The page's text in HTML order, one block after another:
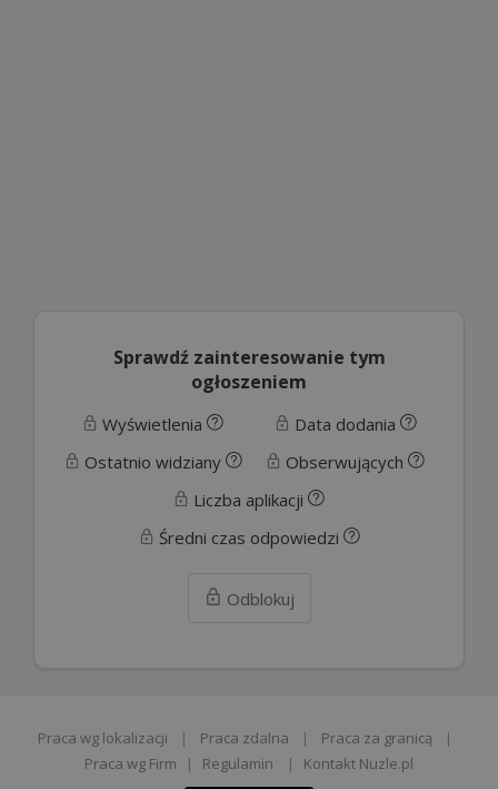
Sprawdź zainteresowanie tym
ogłoszeniem
Wyświetlenia
Data dodania
Ostatnio widziany
Obserwujących
Liczba aplikacji
Średni czas odpowiedzi
Odblokuj
Praca wg lokalizacji | Praca zdalna | Praca za granicą
|
Praca wg Firm
| Regulamin | Kontakt Nuzle.pl